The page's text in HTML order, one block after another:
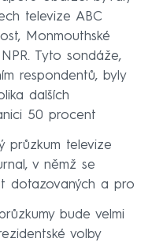
televize ABC
Monmouthské
Tyto sondáže,
respondentů, byly
dalších
50 procent
průzkum televize
v němž se
dotazovaných a pro
bude velmi
volby